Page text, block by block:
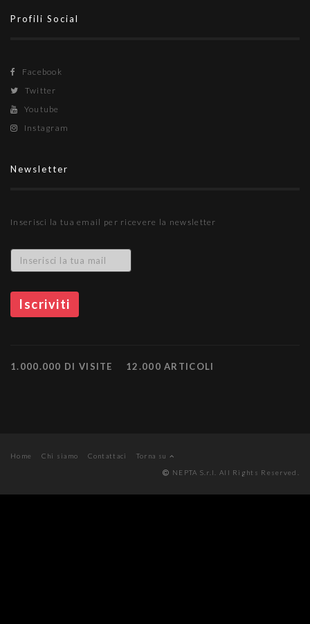
Profili Social
Facebook
Twitter
Youtube
Instagram
Newsletter
Inserisci la tua email per ricevere la newsletter
1.000.000 DI VISITE 12.000 ARTICOLI
Home Chi siamo Contattaci
Torna su
NEPTA S.r.l. All Rights Reserved.